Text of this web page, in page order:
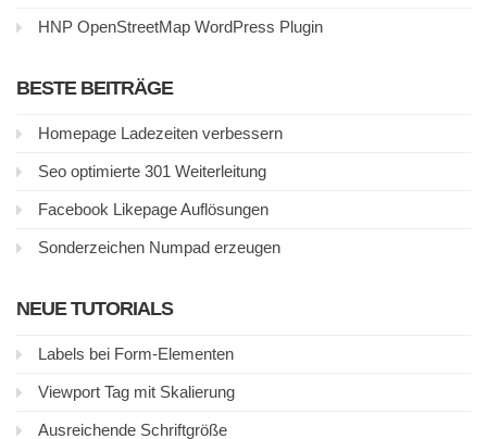
HNP OpenStreetMap WordPress Plugin
BESTE BEITRÄGE
Homepage Ladezeiten verbessern
Seo optimierte 301 Weiterleitung
Facebook Likepage Auflösungen
Sonderzeichen Numpad erzeugen
NEUE TUTORIALS
Labels bei Form-Elementen
Viewport Tag mit Skalierung
Ausreichende Schriftgröße